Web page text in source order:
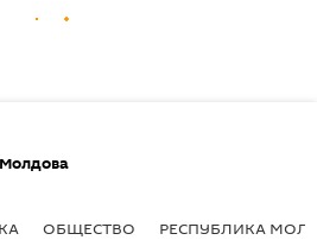
Молдова
ОБЩЕСТВО РЕСПУБЛИКА